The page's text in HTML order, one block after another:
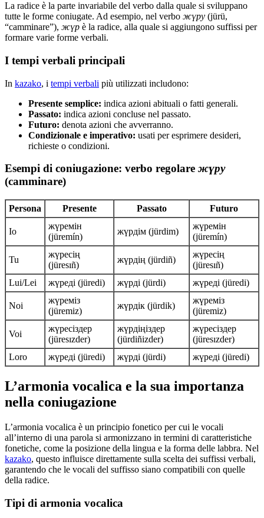
La radice è la parte invariabile del verbo dalla quale si sviluppano
tutte le forme coniugate. Ad esempio, nel verbo жүру (jürü,
“camminare”), жүр è la radice, alla quale si aggiungono suffissi per
formare varie forme verbali.
I tempi verbali principali
In kazako, i tempi verbali più utilizzati includono:
Presente semplice: indica azioni abituali o fatti generali.
Passato: indica azioni concluse nel passato.
Futuro: denota azioni che avverranno.
Condizionale e imperativo: usati per esprimere desideri,
richieste o condizioni.
Esempi di coniugazione: verbo regolare жүру
(camminare)
Persona Presente Passato Futuro
Io
жүремін
(jüremín)
жүрдім (jürdim)
жүремін
(jüremín)
Tu
жүресің
(jüresıñ)
жүрдің (jürdiñ)
жүресің
(jüresıñ)
Lui/Lei
жүреді (jüredi) жүрді (jürdi) жүреді (jüredi)
Noi
жүреміз
(jüremiz)
жүрдік (jürdik)
жүреміз
(jüremiz)
Voi
жүресіздер
(jüresızder)
жүрдіңіздер
(jürdiñizder)
жүресіздер
(jüresızder)
Loro
жүреді (jüredi) жүрді (jürdi) жүреді (jüredi)
L’armonia vocalica e la sua importanza
nella coniugazione
L’armonia vocalica è un principio fonetico per cui le vocali
all’interno di una parola si armonizzano in termini di caratteristiche
fonetiche, come la posizione della lingua e la forma delle labbra. Nel
kazako, questo influisce direttamente sulla scelta dei suffissi verbali,
garantendo che le vocali del suffisso siano compatibili con quelle
della radice.
Tipi di armonia vocalica